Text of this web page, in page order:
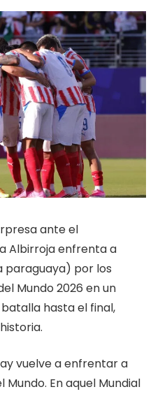
ante el
Albirroja enfrenta a
paraguaya) por los
Mundo 2026 en un
hasta el final,
vuelve a enfrentar a
En aquel Mundial